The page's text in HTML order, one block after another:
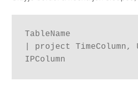
TableName
| project TimeColumn,
IPColumn